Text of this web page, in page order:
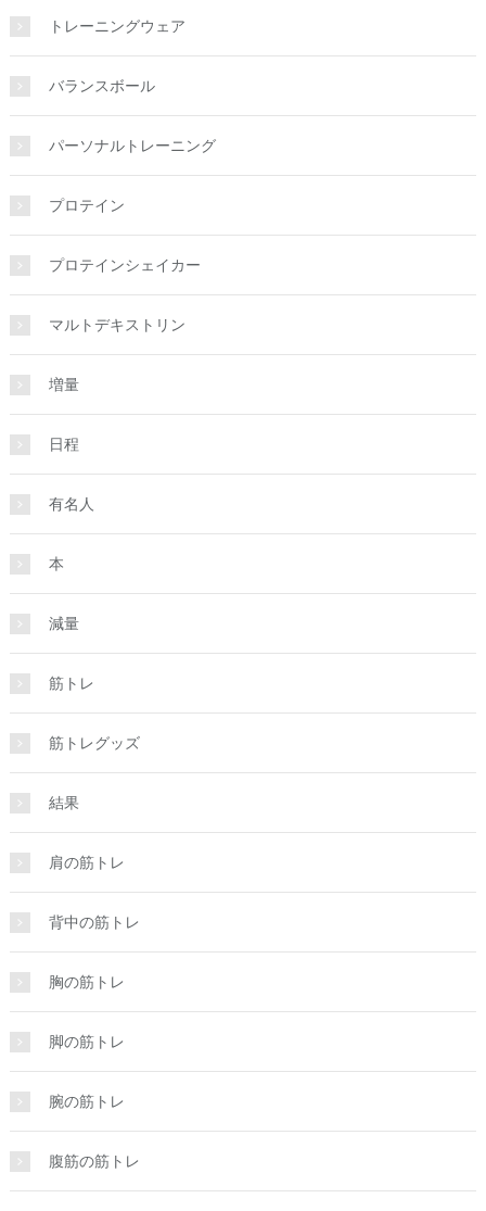
トレーニングウェア
バランスボール
パーソナルトレーニング
プロテイン
プロテインシェイカー
マルトデキストリン
増量
日程
有名人
本
減量
筋トレ
筋トレグッズ
結果
肩の筋トレ
背中の筋トレ
胸の筋トレ
脚の筋トレ
腕の筋トレ
腹筋の筋トレ